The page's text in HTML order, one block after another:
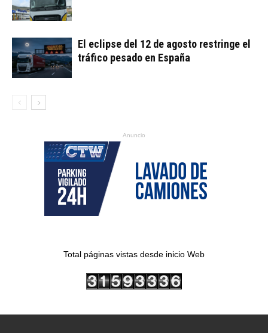
El eclipse del 12 de agosto restringe el
tráfico pesado en España
Anuncio
Total páginas vistas desde inicio Web